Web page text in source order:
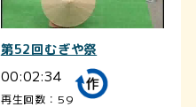
第52回むぎや祭
00:02:34
再生回数：59